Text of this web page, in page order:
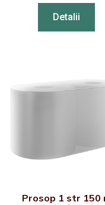
Detalii
Prosop 1 str 150